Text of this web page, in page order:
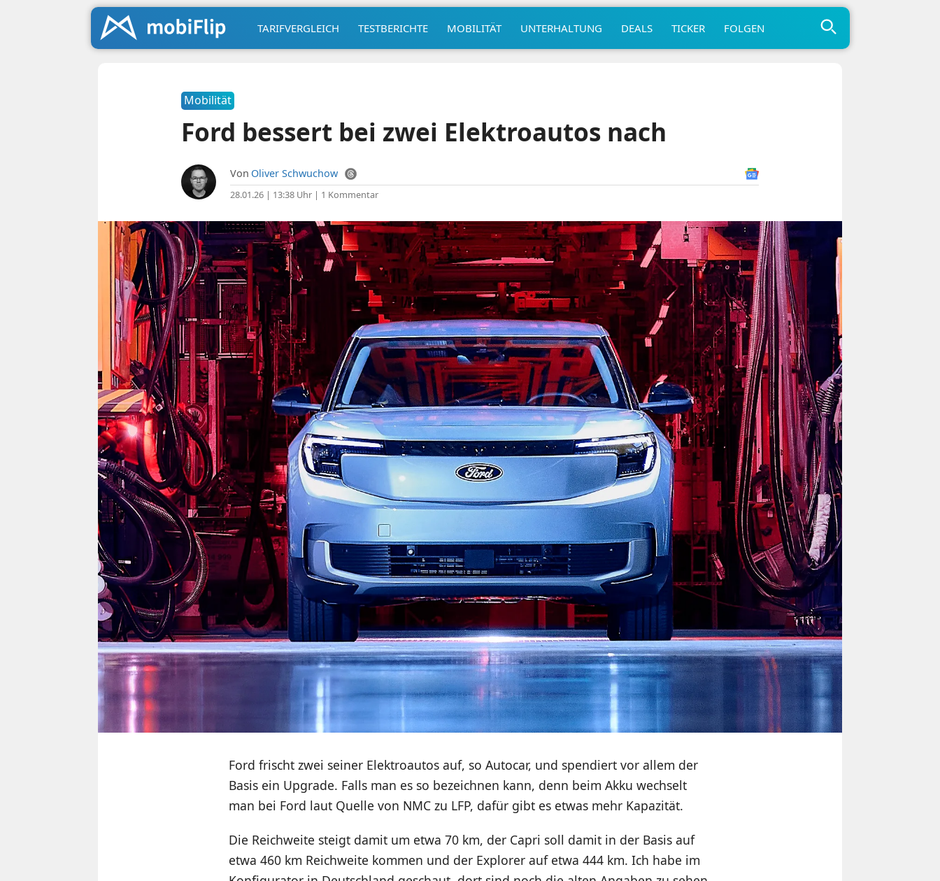
TARIFVERGLEICH TESTBERICHTE MOBILITÄT UNTERHALTUNG DEALS TICKER FOLGEN
Mobilität
Ford bessert bei zwei Elektroautos nach
Von Oliver Schwuchow
28.01.26 | 13:38 Uhr| 1 Kommentar
Ford frischt zwei seiner Elektroautos auf, so Autocar, und spendiert vor allem der
Basis ein Upgrade. Falls man es so bezeichnen kann, denn beim Akku wechselt
man bei Ford laut Quelle von NMC zu LFP, dafür gibt es etwas mehr Kapazität.
Die Reichweite steigt damit um etwa 70 km, der Capri soll damit in der Basis auf
etwa 460 km Reichweite kommen und der Explorer auf etwa 444 km. Ich habe im